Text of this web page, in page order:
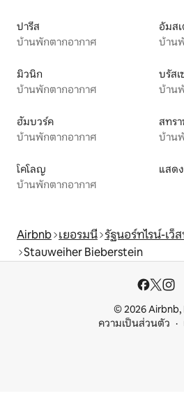
ปารีส
บ้านพักตากอากาศ
อัมส
บ้าน
มิวนิก
บ้านพักตากอากาศ
บรัสเ
บ้าน
ฮัมบวร์ค
บ้านพักตากอากาศ
สทร
บ้าน
โคโลญ
บ้านพักตากอากาศ
แสด
Airbnb เยอรมนี รัฐนอร์ทไรน์-เว็
Stauweiher Bieberstein
© 2026 Airbnb,
ความเป็นส่วนตัว